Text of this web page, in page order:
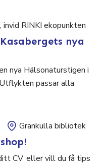
RINKI ekopunkten
nya
nya Hälsonaturstigen i
passar alla
Grankulla bibliotek
CV eller vill du få tips